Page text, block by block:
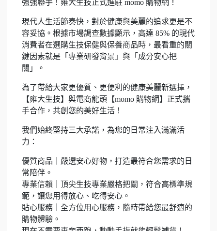
強強聯手！雍大生技正式進駐 momo 購物網！
現代人生活節奏快，對於健康與美麗的追求更是不
容妥協。根據市場調查數據顯示，高達 85% 的現代
消費者在選購生技保健與保養商品時，最看重的關
鍵因素就是「專業研發背景」與「成分安心把
關」。
為了帶給大家更優質、更便利的健康美麗新選擇，
【雍大生技】與電商龍頭【momo 購物網】正式攜
手合作，共創您的美好生活！
我們始終堅持三大承諾，為您的日常注入滿滿活
力：
優質商品｜嚴選安心好物，打造最符合您需求的日
常陪伴。
專業信賴｜頂尖生技專業嚴格把關，符合高標準規
範，讓您用得放心、吃得安心。
貼心服務｜全方位用心服務，隨時帶給您最舒適的
購物體驗。